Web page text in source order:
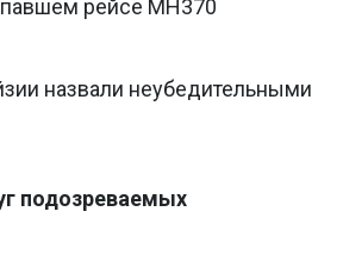
рейсе MH370
назвали неубедительными
подозреваемых